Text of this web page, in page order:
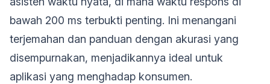
bawah 200 ms terbukti penting. Ini menangani
terjemahan dan panduan dengan akurasi yang
disempurnakan, menjadikannya ideal untuk
aplikasi yang menghadap konsumen.